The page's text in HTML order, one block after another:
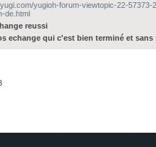
yugioh-forum-viewtopic-22-57373-
de.html
reussi
echange qui c'est bien terminé et sans